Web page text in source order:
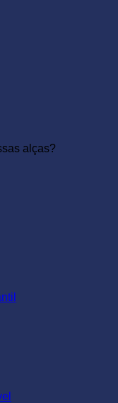
alças?